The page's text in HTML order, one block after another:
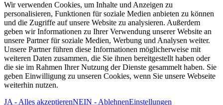
Wir verwenden Cookies, um Inhalte und Anzeigen zu
personalisieren, Funktionen für soziale Medien anbieten zu können
und die Zugriffe auf unsere Website zu analysieren. Außerdem
geben wir Informationen zu Ihrer Verwendung unserer Website an
unsere Partner für soziale Medien, Werbung und Analysen weiter.
Unsere Partner führen diese Informationen möglicherweise mit
weiteren Daten zusammen, die Sie ihnen bereitgestellt haben oder
die sie im Rahmen Ihrer Nutzung der Dienste gesammelt haben. Sie
geben Einwilligung zu unseren Cookies, wenn Sie unsere Webseite
weiterhin nutzen.
JA - Alles akzeptierenNEIN - AblehnenEinstellungen